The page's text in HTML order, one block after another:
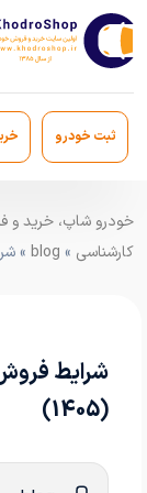
ثبت خودرو
کارشناسی »
blog
»
شرایط فروش
(1405)